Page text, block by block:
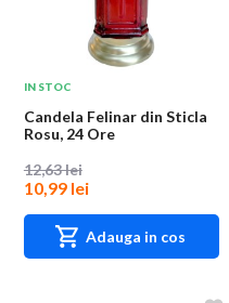
IN STOC
Candela Felinar din Sticla
Rosu, 24 Ore
12,63 lei
10,99 lei
Adauga in cos